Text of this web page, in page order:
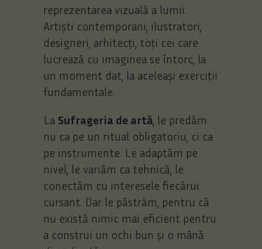
reprezentarea vizuală a lumii.
Artiști contemporani, ilustratori,
designeri, arhitecți, toți cei care
lucrează cu imaginea se întorc, la
un moment dat, la aceleași exerciții
fundamentale.
La Sufrageria de artă , le predăm
nu ca pe un ritual obligatoriu, ci ca
pe instrumente. Le adaptăm pe
nivel, le variăm ca tehnică, le
conectăm cu interesele fiecărui
cursant. Dar le păstrăm, pentru că
nu există nimic mai eficient pentru
a construi un ochi bun și o mână